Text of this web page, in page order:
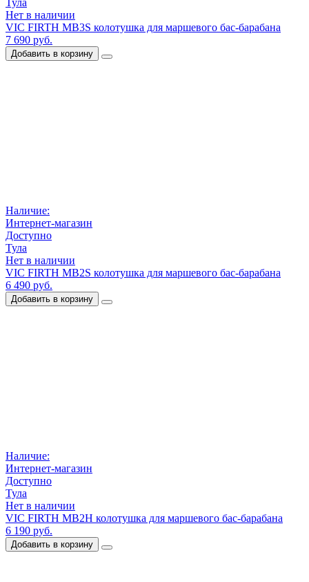
Нет в наличии
VIC FIRTH MB3S колотушка для маршевого бас-барабана
7 690 руб.
Добавить в корзину
Наличие:
Интернет-магазин
Доступно
Тула
Нет в наличии
VIC FIRTH MB2S колотушка для маршевого бас-барабана
6 490 руб.
Добавить в корзину
Наличие:
Интернет-магазин
Доступно
Тула
Нет в наличии
VIC FIRTH MB2H колотушка для маршевого бас-барабана
6 190 руб.
Добавить в корзину